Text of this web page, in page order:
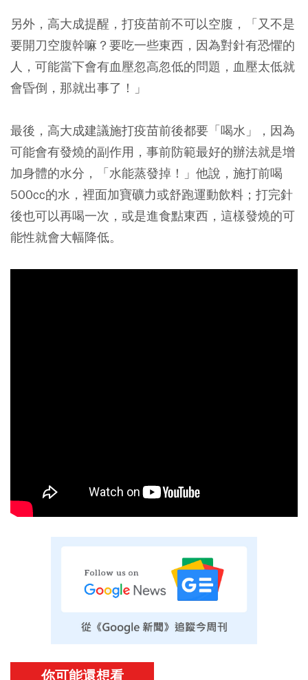
另外，高大成提醒，打疫苗前不可以空腹，「又不是
要開刀空腹幹嘛？要吃一些東西，因為對針有恐懼的
人，可能當下會有血壓忽高忽低的問題，血壓太低就
會昏倒，那就出事了！」
最後，高大成建議施打疫苗前後都要「喝水」，因為
可能會有發燒的副作用，事前防範最好的辦法就是增
加身體的水分，「水能蒸發掉！」他說， 施打前喝
500cc的水，裡面加寶礦力或舒跑運動飲料；打完針
後也可以再喝一次，或是進食點東西，這樣發燒的可
能性就會大幅降低。